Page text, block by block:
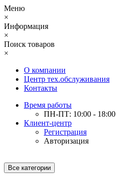
Меню
×
Информация
×
Поиск товаров
×
О компании
Центр тех.обслуживания
Контакты
Время работы
ПН-ПТ: 10:00 - 18:00
Клиент-центр
Регистрация
Авторизация
Все категории